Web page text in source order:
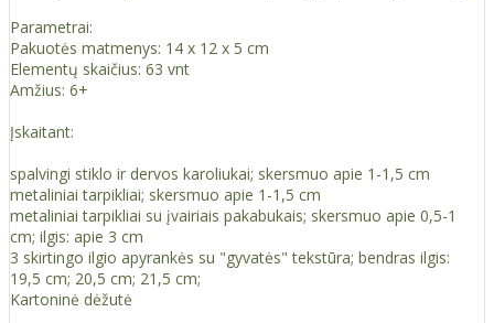
Parametrai:
Pakuotės matmenys: 14 x 12 x 5 cm
Elementų skaičius: 63 vnt
Amžius: 6+
Įskaitant:
spalvingi stiklo ir dervos karoliukai; skersmuo apie 1-1,5 cm
metaliniai tarpikliai; skersmuo apie 1-1,5 cm
metaliniai tarpikliai su įvairiais pakabukais; skersmuo apie 0,5-1
cm; ilgis: apie 3 cm
3 skirtingo ilgio apyrankės su "gyvatės" tekstūra; bendras ilgis:
19,5 cm; 20,5 cm; 21,5 cm;
Kartoninė dėžutė